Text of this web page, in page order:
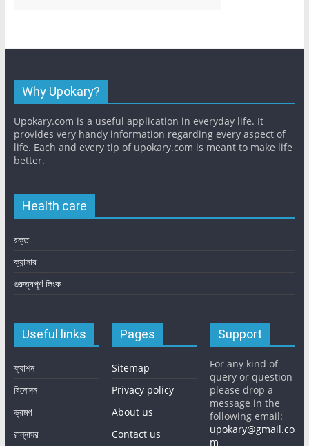
Why Upokary?
Upokary.com is a useful application in everyday life. It
provides very handy information regarding every aspect of
life. Each and every tip of upokary.com is meant to make life
better.
Health care
রক্ত
ক্যান্সার
গুরুত্বপূর্ণ লিংক
Useful links
ফ্যাশন
বিনোদন
ভ্রমণ
রান্নাঘর
Pages
Sitemap
Privacy policy
About us
Contact us
Support
For any kind of
query or question
please drop a
message in the
following email:
upokary@gmail.co
m